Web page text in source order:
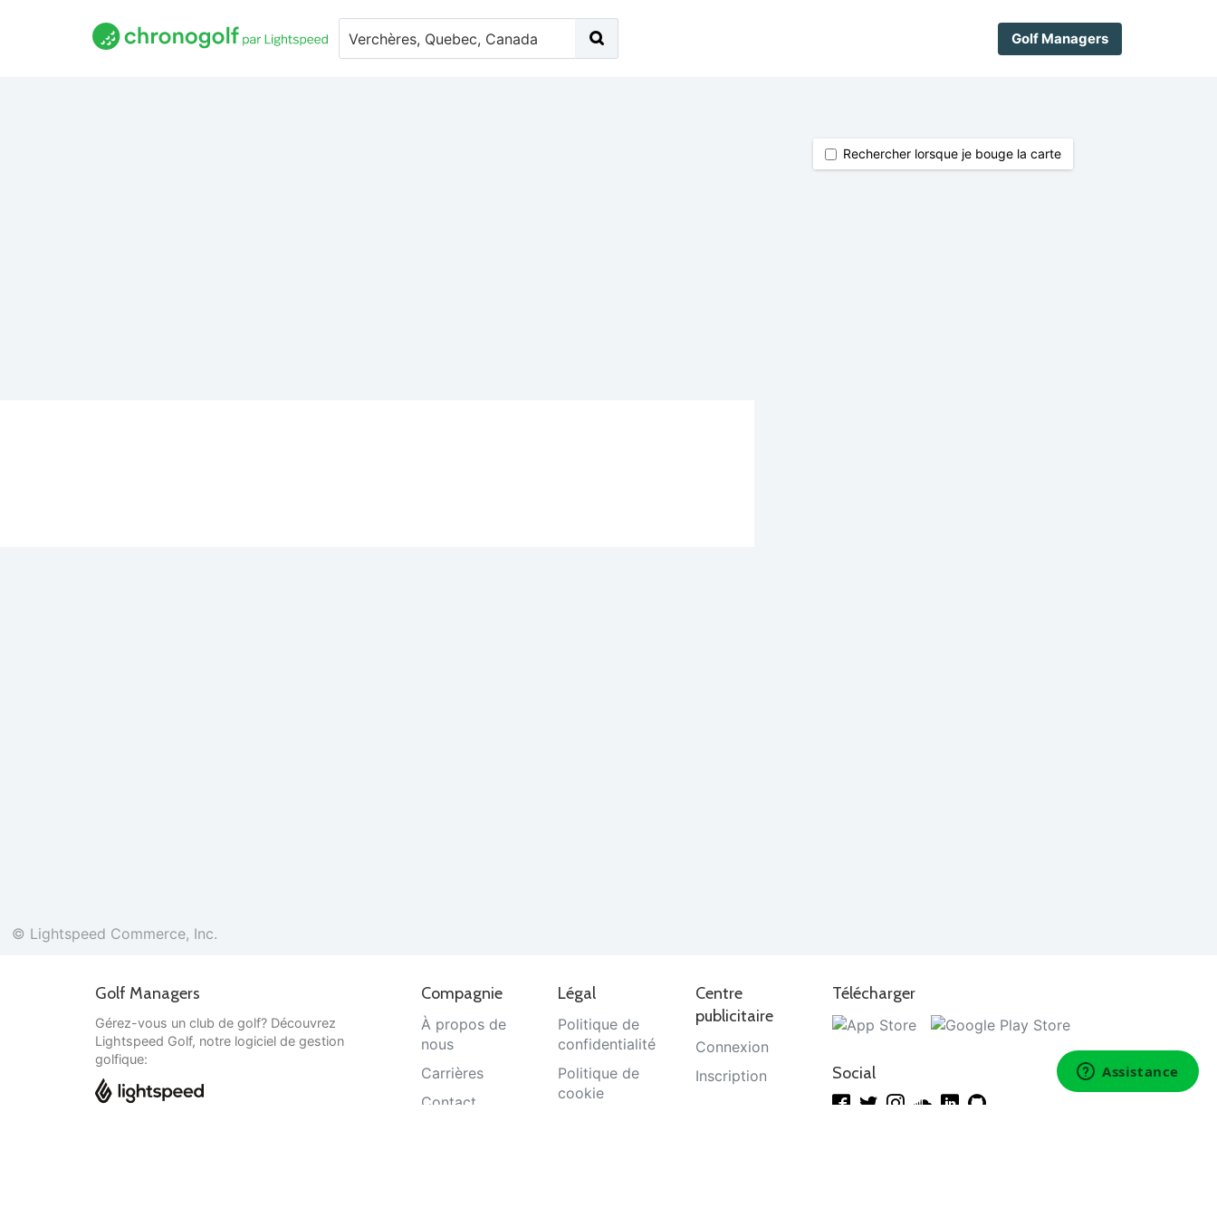
Golf Managers
© Lightspeed Commerce, Inc.
Rechercher lorsque je bouge la carte
Golf Managers
Gérez-vous un club de golf? Découvrez
Lightspeed Golf, notre logiciel de gestion
golfique:
Compagnie
À propos de
nous
Carrières
Contact
Légal
Politique de
confidentialité
Politique de
cookie
Centre
publicitaire
Connexion
Inscription
Télécharger
Social